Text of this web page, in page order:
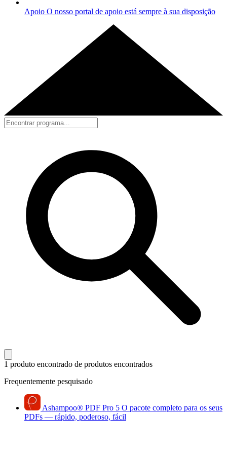
Apoio O nosso portal de apoio está sempre à sua disposição
1 produto encontrado de produtos encontrados
Frequentemente pesquisado
Ashampoo® PDF Pro 5 O pacote completo para os seus
PDFs — rápido, poderoso, fácil